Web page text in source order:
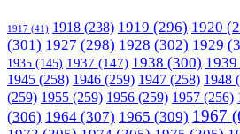
1917 (41) 1918 (238) 1919 (296) 1920
(301) 1927 (298) 1928 (302) 1929
1935 (145) 1937 (147) 1938 (300) 1939
1945 (258) 1946 (259) 1947 (258) 1948
(259) 1955 (259) 1956 (259) 1957 (256)
(306) 1964 (307) 1965 (309) 1967